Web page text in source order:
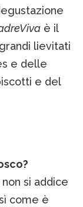
è il
lievitati
e delle
e del
si addice
come è